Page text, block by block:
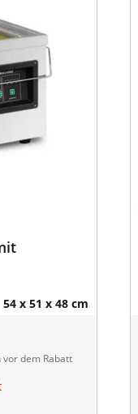
54 x 51 x 48 cm
dem Rabatt